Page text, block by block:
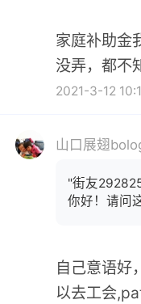
家庭补助金
没弄，都不
2021-3-12
山口展翅
"街友
你好！请问
自己意语好
以去工会